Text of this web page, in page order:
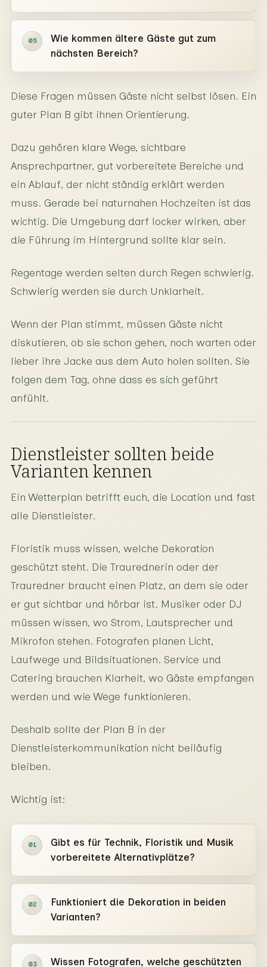
05
Wie kommen ältere Gäste gut zum
nächsten Bereich?
Diese Fragen müssen Gäste nicht selbst lösen. Ein
guter Plan B gibt ihnen Orientierung.
Dazu gehören klare Wege, sichtbare
Ansprechpartner, gut vorbereitete Bereiche und
ein Ablauf, der nicht ständig erklärt werden
muss. Gerade bei naturnahen Hochzeiten ist das
wichtig. Die Umgebung darf locker wirken, aber
die Führung im Hintergrund sollte klar sein.
Regentage werden selten durch Regen schwierig.
Schwierig werden sie durch Unklarheit.
Wenn der Plan stimmt, müssen Gäste nicht
diskutieren, ob sie schon gehen, noch warten oder
lieber ihre Jacke aus dem Auto holen sollten. Sie
folgen dem Tag, ohne dass es sich geführt
anfühlt.
Dienstleister sollten beide
Varianten kennen
Ein Wetterplan betrifft euch, die Location und fast
alle Dienstleister.
Floristik muss wissen, welche Dekoration
geschützt steht. Die Traurednerin oder der
Trauredner braucht einen Platz, an dem sie oder
er gut sichtbar und hörbar ist. Musiker oder DJ
müssen wissen, wo Strom, Lautsprecher und
Mikrofon stehen. Fotografen planen Licht,
Laufwege und Bildsituationen. Service und
Catering brauchen Klarheit, wo Gäste empfangen
werden und wie Wege funktionieren.
Deshalb sollte der Plan B in der
Dienstleisterkommunikation nicht beiläufig
bleiben.
Wichtig ist:
01
Gibt es für Technik, Floristik und Musik
vorbereitete Alternativplätze?
02
Funktioniert die Dekoration in beiden
Varianten?
03 Wissen Fotografen, welche geschützten